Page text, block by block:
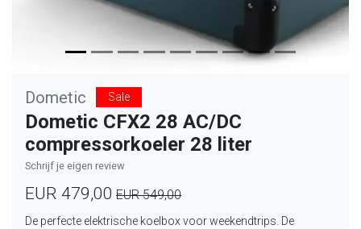
Dometic Sale
Dometic CFX2 28 AC/DC
compressorkoeler 28 liter
Schrijf je eigen review
EUR 479,00 EUR 549,00
De perfecte elektrische koelbox voor weekendtrips. De